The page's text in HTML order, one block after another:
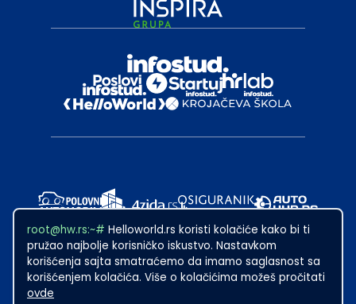
root@hw.rs:~# Helloworld.rs koristi kolačiće kako bi ti
pružao najbolje korisničko iskustvo. Nastavkom
korišćenja sajta smatraćemo da imamo saglasnost sa
korišćenjem kolačića. Više o kolačićima možeš pročitati
ovde